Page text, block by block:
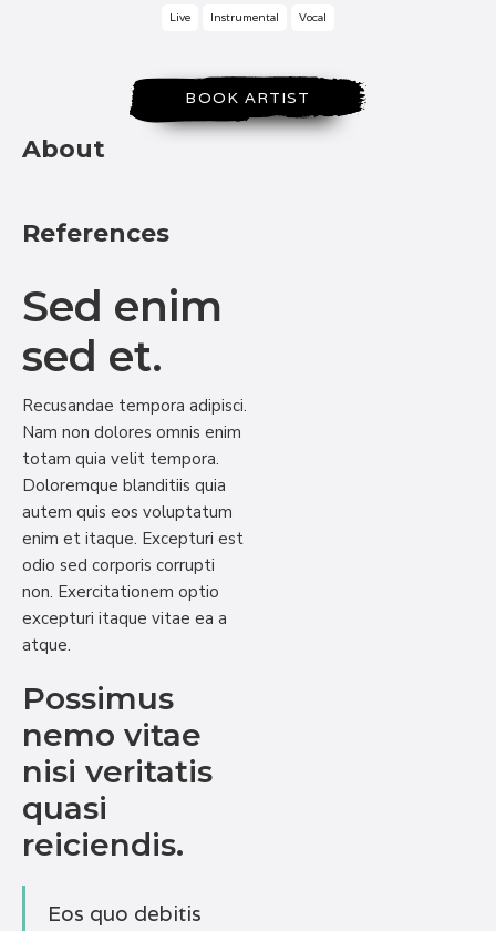
Live Instrumental Vocal
BOOK ARTIST
About
References
Sed enim
sed et.
Recusandae tempora adipisci.
Nam non dolores omnis enim
totam quia velit tempora.
Doloremque blanditiis quia
autem quis eos voluptatum
enim et itaque. Excepturi est
odio sed corporis corrupti
non. Exercitationem optio
excepturi itaque vitae ea a
atque.
Possimus
nemo vitae
nisi veritatis
quasi
reiciendis.
Eos quo debitis